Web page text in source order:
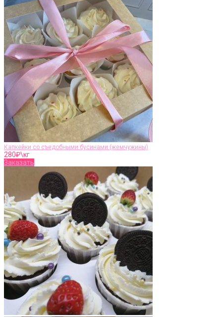
Капкейки со съедобными бусинами (жемчужины)
280₽\кг
Заказать